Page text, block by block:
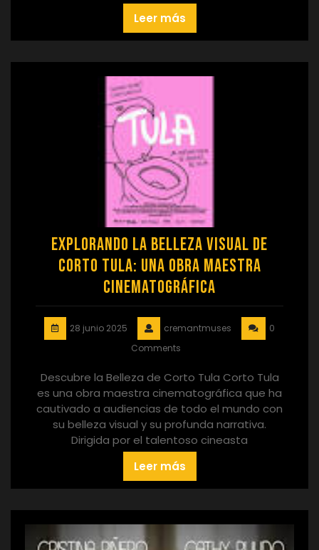
Leer más
Explorando la Belleza Visual de
Corto Tula: Una Obra Maestra
Cinematográfica
28 junio 2025 cremantmuses
0
Comments
Descubre la Belleza de Corto Tula Corto Tula
es una obra maestra cinematográfica que ha
cautivado a audiencias de todo el mundo con
su belleza visual y su profunda narrativa.
Dirigida por el talentoso cineasta
Leer más